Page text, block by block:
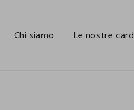
Chi siamo Le nostre card